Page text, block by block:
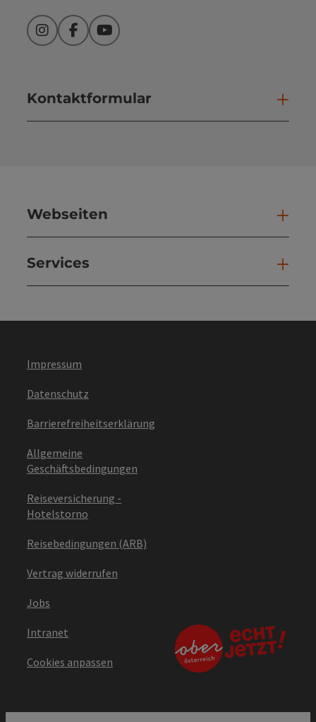
InstagramFacebookYouTube
Kontaktformular
Webseiten
Services
Impressum
Datenschutz
Barrierefreiheitserklärung
Allgemeine
Geschäftsbedingungen
Reiseversicherung -
Hotelstorno
Reisebedingungen (ARB)
Vertrag widerrufen
Jobs
Intranet
Cookies anpassen